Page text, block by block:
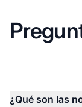
¿Qué son las